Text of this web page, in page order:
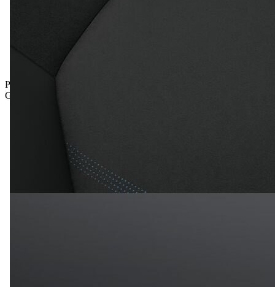
Prämie inkludiert
Gesamtpreis inkl. NoVA und inkl. MwSt.